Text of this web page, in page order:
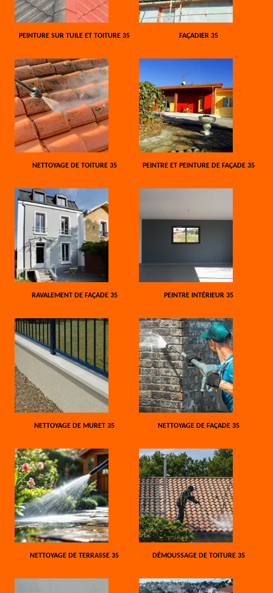
PEINTURE SUR TUILE ET TOITURE 35 FAÇADIER 35
NETTOYAGE DE TOITURE 35 PEINTRE ET PEINTURE DE FAÇADE 35
RAVALEMENT DE FAÇADE 35 PEINTRE INTÉRIEUR 35
NETTOYAGE DE MURET 35 NETTOYAGE DE FAÇADE 35
NETTOYAGE DE TERRASSE 35 DÉMOUSSAGE DE TOITURE 35